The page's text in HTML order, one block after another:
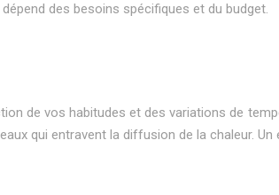
des besoins spécifiques et du budget.
de vos habitudes et des variations de
qui entravent la diffusion de la chaleur. Un